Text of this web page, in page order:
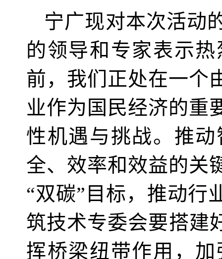
宁广现对本次活动
的领导和专家表示
前，我们正处在一个
业作为国民经济的重
性机遇与挑战。推
全、效率和效益的关
“双碳”目标，推动行
筑技术专委会要搭建
挥桥梁纽带作用，